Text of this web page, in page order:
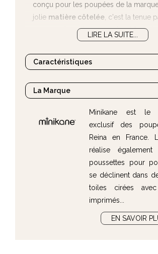
conçu pour les poupées de la
jolie matière côtelée , c'est la tenue
pour une journée cocooning à la
vêtements et accessoires
sont disponibles sur notre site.
LIRE LA SUITE...
Caractéristiques
La Marque
Minikane est le
exclusif des
Reina en France.
réalise
poussettes pour
se déclinent dans
toiles cirées
imprimés...
EN SAVOIR